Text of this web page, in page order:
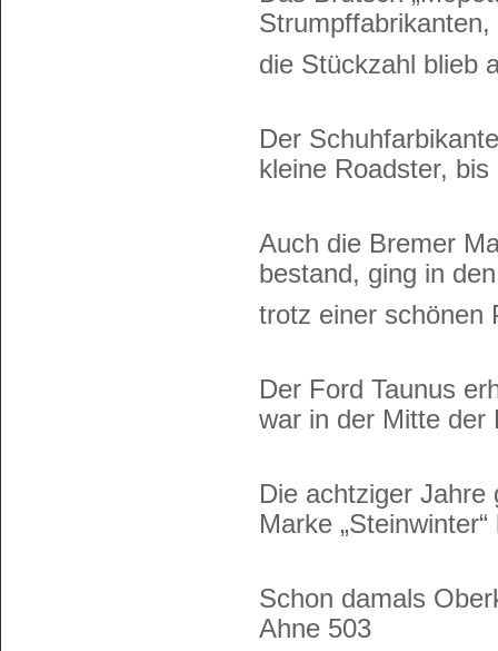
die Stückzahl blieb
Der
kleine Roadster,
Auch die Bremer
bestand, ging in
trotz einer schönen
Der Ford Taunus
war in der Mitte der
Die achtziger
Marke
Schon damals
Ahne 503